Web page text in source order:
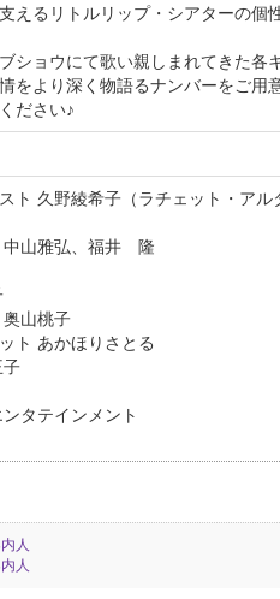
えるリトルリップ・シアターの個
ショウにて歌い親しまれてきた各
をより深く物語るナンバーをご用
ださい♪
ト 久野綾希子（ラチェット・アル
中山雅弘、福井 隆
山桃子
ト あかほりさとる
子
タテインメント
人
人